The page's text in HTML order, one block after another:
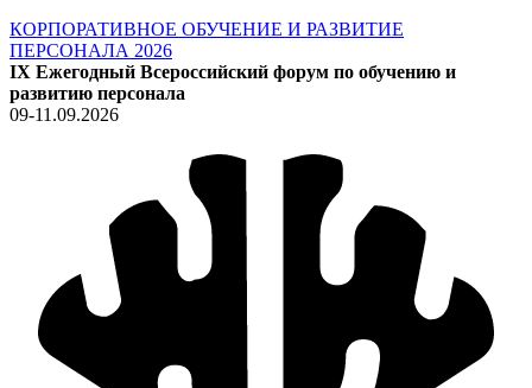
КОРПОРАТИВНОЕ ОБУЧЕНИЕ И РАЗВИТИЕ
ПЕРСОНАЛА 2026
IX Ежегодный Всероссийский форум по обучению и
развитию персонала
09-11.09.2026